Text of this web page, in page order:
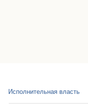
Исполнительная власть